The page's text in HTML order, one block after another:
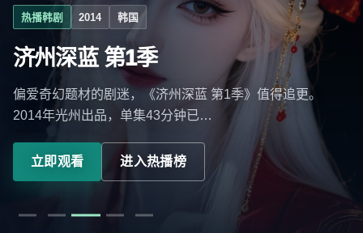
热播韩剧 2014 韩国
济州深蓝 第1季
偏爱奇幻题材的剧迷，《济州深蓝 第1季》值得追更。
2014年光州出品，单集43分钟已…
立即观看 进入热播榜